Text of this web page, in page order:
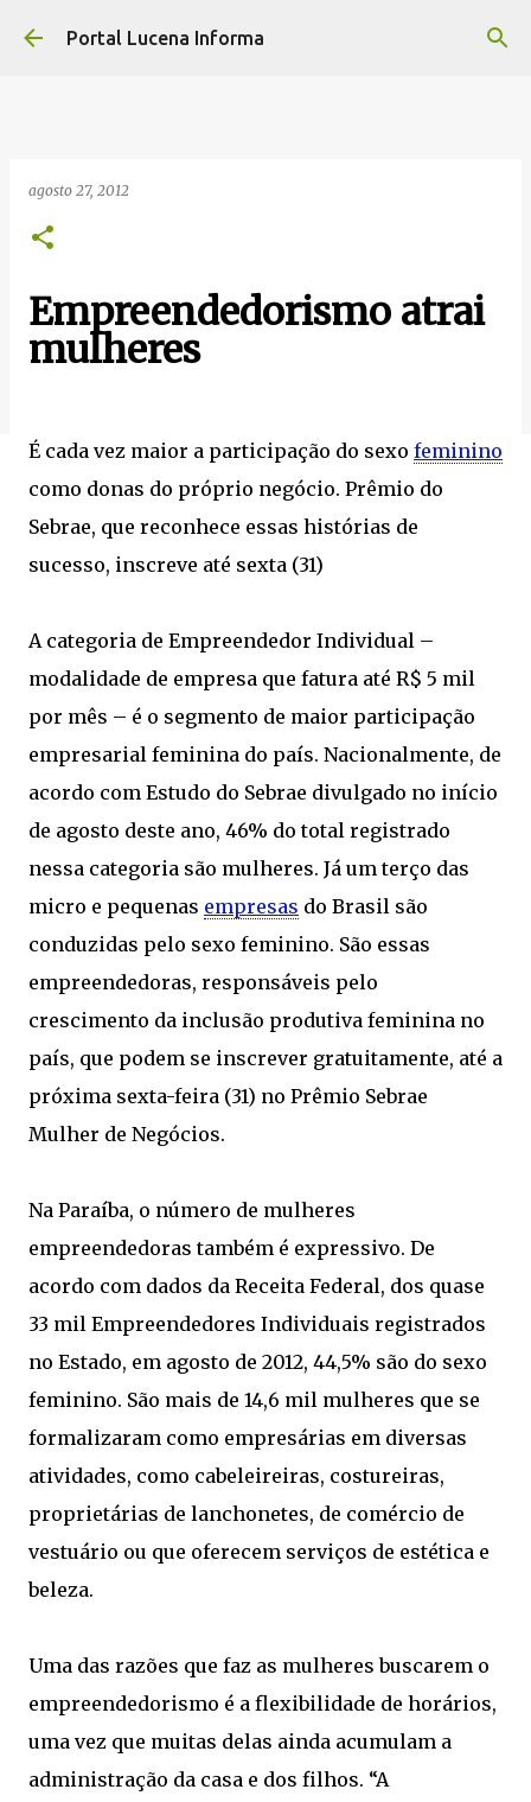
Pular para o conteúdo principal
Portal Lucena Informa
agosto 27, 2012
Empreendedorismo atrai
mulheres
É cada vez maior a participação do sexo feminino
como donas do próprio negócio. Prêmio do
Sebrae, que reconhece essas histórias de
sucesso, inscreve até sexta (31)
A categoria de Empreendedor Individual –
modalidade de empresa que fatura até R$ 5 mil
por mês – é o segmento de maior participação
empresarial feminina do país. Nacionalmente, de
acordo com Estudo do Sebrae divulgado no início
de agosto deste ano, 46% do total registrado
nessa categoria são mulheres. Já um terço das
micro e pequenas empresas do Brasil são
conduzidas pelo sexo feminino. São essas
empreendedoras, responsáveis pelo
crescimento da inclusão produtiva feminina no
país, que podem se inscrever gratuitamente, até a
próxima sexta-feira (31) no Prêmio Sebrae
Mulher de Negócios.
Na Paraíba, o número de mulheres
empreendedoras também é expressivo. De
acordo com dados da Receita Federal, dos quase
33 mil Empreendedores Individuais registrados
no Estado, em agosto de 2012, 44,5% são do sexo
feminino. São mais de 14,6 mil mulheres que se
formalizaram como empresárias em diversas
atividades, como cabeleireiras, costureiras,
proprietárias de lanchonetes, de comércio de
vestuário ou que oferecem serviços de estética e
beleza.
Uma das razões que faz as mulheres buscarem o
empreendedorismo é a flexibilidade de horários,
uma vez que muitas delas ainda acumulam a
administração da casa e dos filhos. “A